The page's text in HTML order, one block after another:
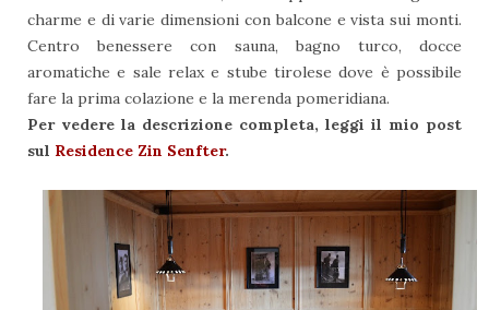
charme e di varie dimensioni con balcone e vista sui monti.
Centro benessere con sauna, bagno turco, docce
aromatiche e sale relax e stube tirolese dove è possibile
fare la prima colazione e la merenda pomeridiana.
Per vedere la descrizione completa, leggi il mio post
sul Residence Zin Senfter.